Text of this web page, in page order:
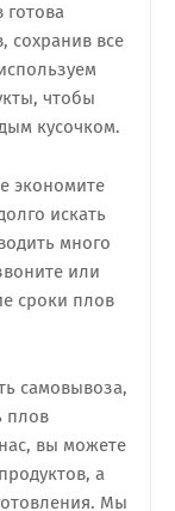
сохранив все
чтобы
кусочком.
экономите
искать
много
или
сроки плов
самовывоза,
плов
вы можете
а
Мы